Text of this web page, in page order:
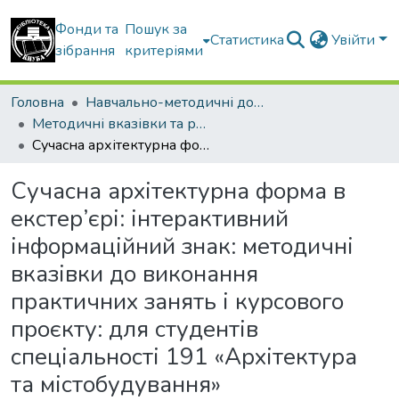
Фонди та
зібрання
Пошук за
критеріями
Статистика Увійти
Головна
Навчально-методичні документи
Методичні вказівки та рекомендації
Сучасна архітектурна форма в екстер’єрі: інтерактивний інформаційний знак: методичні вказівки до виконання практичних занять і курсового проєкту: для студентів спеціальності 191 «Архітектура та містобудування»
Сучасна архітектурна форма в
екстер’єрі: інтерактивний
інформаційний знак: методичні
вказівки до виконання
практичних занять і курсового
проєкту: для студентів
спеціальності 191 «Архітектура
та містобудування»